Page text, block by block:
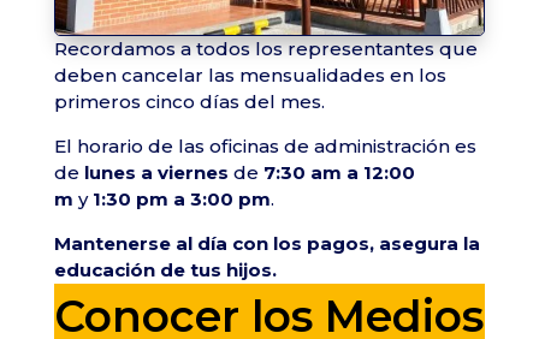
Recordamos a todos los representantes que
deben cancelar las mensualidades en los
primeros cinco días del mes.
El horario de las oficinas de administración es
de lunes a viernes de 7:30 am a 12:00
m y 1:30 pm a 3:00 pm.
Mantenerse al día con los pagos, asegura la
educación de tus hijos.
Conocer los Medios